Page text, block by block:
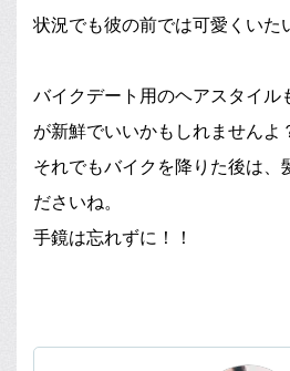
状況でも彼の前では可愛くいた
バイクデート用のヘアスタイル
が新鮮でいいかもしれませんよ
それでもバイクを降りた後は、
ださいね。
手鏡は忘れずに！！